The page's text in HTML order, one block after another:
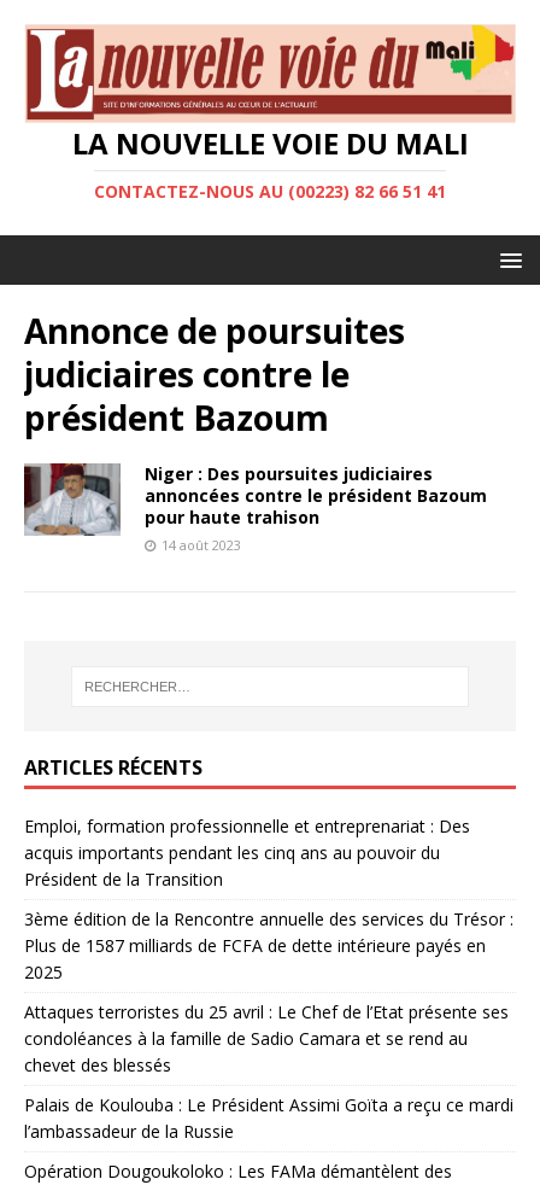
LA NOUVELLE VOIE DU MALI
CONTACTEZ-NOUS AU (00223) 82 66 51 41
Annonce de poursuites
judiciaires contre le
président Bazoum
Niger : Des poursuites judiciaires
annoncées contre le président Bazoum
pour haute trahison
14 août 2023
ARTICLES RÉCENTS
Emploi, formation professionnelle et entreprenariat : Des
acquis importants pendant les cinq ans au pouvoir du
Président de la Transition
3ème édition de la Rencontre annuelle des services du Trésor :
Plus de 1587 milliards de FCFA de dette intérieure payés en
2025
Attaques terroristes du 25 avril : Le Chef de l’Etat présente ses
condoléances à la famille de Sadio Camara et se rend au
chevet des blessés
Palais de Koulouba : Le Président Assimi Goïta a reçu ce mardi
l’ambassadeur de la Russie
Opération Dougoukoloko : Les FAMa démantèlent des